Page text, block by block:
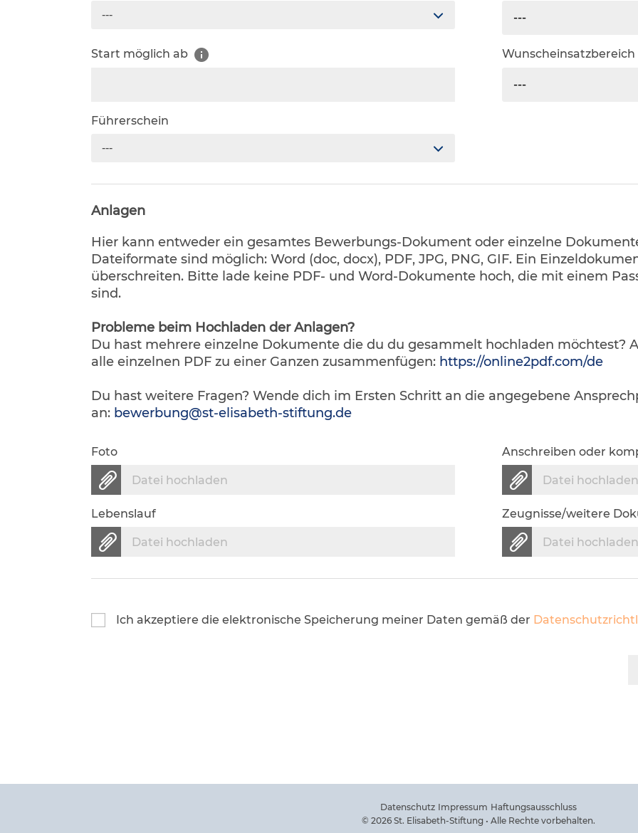
--- ---
Start möglich ab Wunscheinsatzbereich
---
Führerschein
---
Anlagen
Hier kann entweder ein gesamtes Bewerbungs-Dokument oder einzelne
Dateiformate sind möglich: Word (doc, docx), PDF, JPG, PNG, GIF. Ein
überschreiten. Bitte lade keine PDF- und Word-Dokumente hoch, die mit einem
sind.
Probleme beim Hochladen der Anlagen?
Du hast mehrere einzelne Dokumente die du du gesammelt hochladen möchtest?
alle einzelnen PDF zu einer Ganzen zusammenfügen: https://online2pdf.com/de
Du hast weitere Fragen? Wende dich im Ersten Schritt an die angegebene
an: bewerbung@st-elisabeth-stiftung.de
Foto
Datei hochladen
Anschreiben oder
Datei hochladen
Lebenslauf
Datei hochladen
Zeugnisse/weitere
Datei hochladen
Ich akzeptiere die elektronische Speicherung meiner Daten gemäß der
Datenschutz Impressum Haftungsausschluss
© 2026 St. Elisabeth-Stiftung • Alle Rechte vorbehalten.